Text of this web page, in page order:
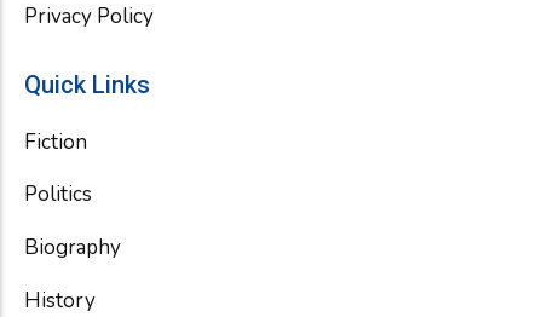
Privacy Policy
Quick Links
Fiction
Politics
Biography
History